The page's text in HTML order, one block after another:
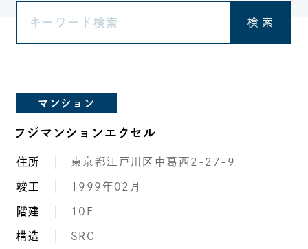
検 索
マンション
フジマンションエクセル
住所 東京都江戸川区中葛西2-27-9
竣工 1999年02月
階建 10F
構造 SRC